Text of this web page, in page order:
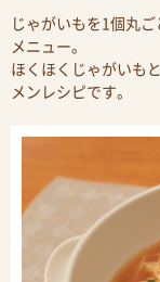
じゃがいもを1個丸
メニュー。
ほくほくじゃがいも
メンレシピです。